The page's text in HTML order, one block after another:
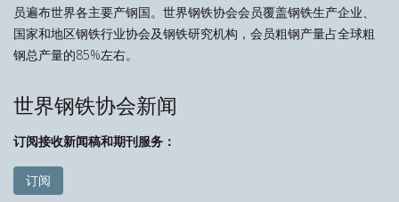
员遍布世界各主要产钢国。世界钢铁协会会员覆盖钢铁生产企业、
国家和地区钢铁行业协会及钢铁研究机构，会员粗钢产量占全球粗
钢总产量的85%左右。
世界钢铁协会新闻
订阅接收新闻稿和期刊服务：
订阅